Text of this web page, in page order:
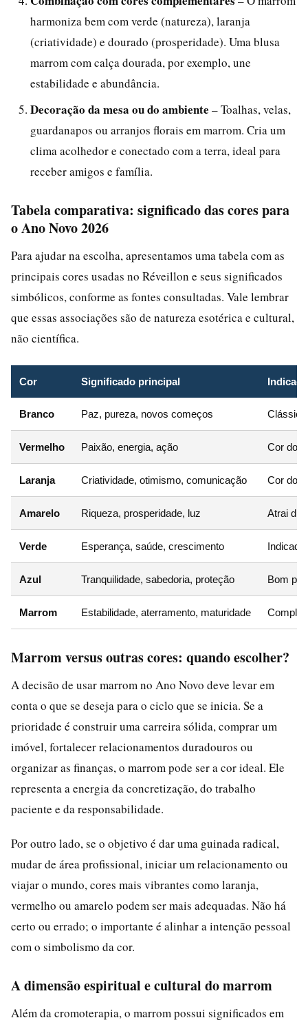
harmoniza bem com verde (natureza), laranja
(criatividade) e dourado (prosperidade). Uma blusa
marrom com calça dourada, por exemplo, une
estabilidade e abundância.
Decoração da mesa ou do ambiente – Toalhas, velas,
guardanapos ou arranjos florais em marrom. Cria um
clima acolhedor e conectado com a terra, ideal para
receber amigos e família.
Tabela comparativa: significado das cores para
o Ano Novo 2026
Para ajudar na escolha, apresentamos uma tabela com as
principais cores usadas no Réveillon e seus significados
simbólicos, conforme as fontes consultadas. Vale lembrar
que essas associações são de natureza esotérica e cultural,
não científica.
Cor Significado principal
Branco Paz, pureza, novos começos
Vermelho Paixão, energia, ação Cor do
Laranja Criatividade, otimismo, comunicação Cor do
Amarelo Riqueza, prosperidade, luz Atrai
Verde Esperança, saúde, crescimento
Azul Tranquilidade, sabedoria, proteção Bom
Marrom Estabilidade, aterramento, maturidade
Marrom versus outras cores: quando escolher?
A decisão de usar marrom no Ano Novo deve levar em
conta o que se deseja para o ciclo que se inicia. Se a
prioridade é construir uma carreira sólida, comprar um
imóvel, fortalecer relacionamentos duradouros ou
organizar as finanças, o marrom pode ser a cor ideal. Ele
representa a energia da concretização, do trabalho
paciente e da responsabilidade.
Por outro lado, se o objetivo é dar uma guinada radical,
mudar de área profissional, iniciar um relacionamento ou
viajar o mundo, cores mais vibrantes como laranja,
vermelho ou amarelo podem ser mais adequadas. Não há
certo ou errado; o importante é alinhar a intenção pessoal
com o simbolismo da cor.
A dimensão espiritual e cultural do marrom
Além da cromoterapia, o marrom possui significados em